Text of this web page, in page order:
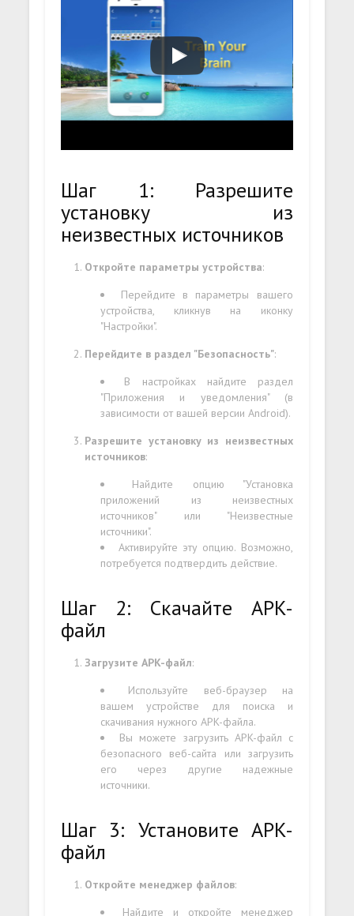
Шаг 1: Разрешите
установку из
неизвестных источников
Откройте параметры устройства:
Перейдите в параметры вашего
устройства, кликнув на иконку
"Настройки".
Перейдите в раздел "Безопасность":
В настройках найдите раздел
"Приложения и уведомления" (в
зависимости от вашей версии Android).
Разрешите установку из неизвестных
источников:
Найдите опцию "Установка
приложений из неизвестных
источников" или "Неизвестные
источники".
Активируйте эту опцию. Возможно,
потребуется подтвердить действие.
Шаг 2: Скачайте APK-
файл
Загрузите APK-файл:
Используйте веб-браузер на
вашем устройстве для поиска и
скачивания нужного APK-файла.
Вы можете загрузить APK-файл с
безопасного веб-сайта или загрузить
его через другие надежные
источники.
Шаг 3: Установите APK-
файл
Откройте менеджер файлов:
Найдите и откройте менеджер